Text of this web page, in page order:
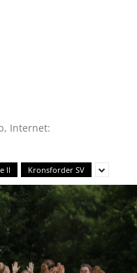
Internet:
II Kronsforder SV